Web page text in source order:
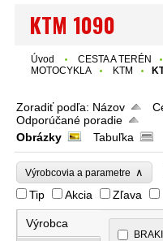
KTM 1090
Úvod CESTA A TERÉN
MOTOCYKLA
KTM
Zoradiť podľa: Názov
Odporúčané poradie
Obrázky
Tabuľka
Výrobcovia a parametre ∧
Tip
Akcia Zľava
Výrobca